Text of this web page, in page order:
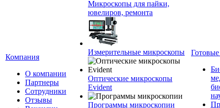
Компания
О компании
Партнеры
Сотрудники
Отзывы
Микроскопы для пайки,
ювелиров, ремонта
Измерительные микроскопы
Оптические микроскопы
Evident
Программы микроскопии